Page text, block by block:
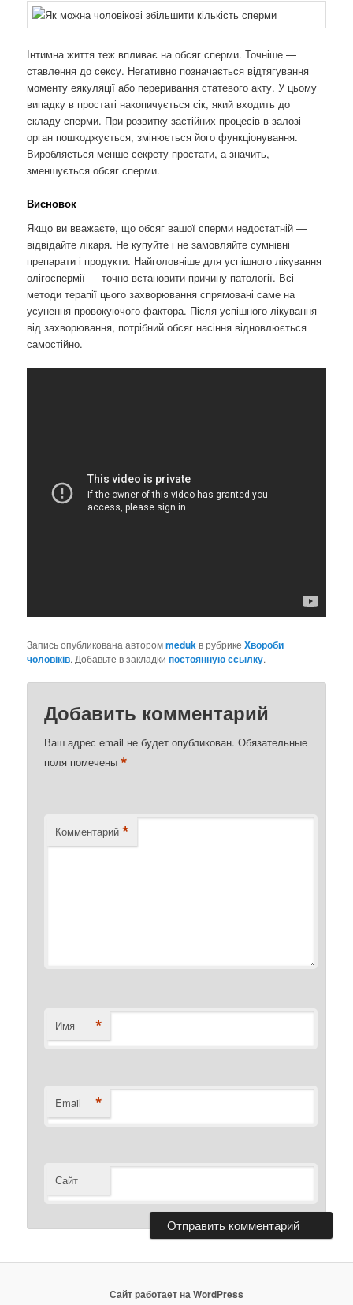
Інтимна життя теж впливає на обсяг сперми. Точніше —
ставлення до сексу. Негативно позначається відтягування
моменту еякуляції або переривання статевого акту. У цьому
випадку в простаті накопичується сік, який входить до
складу сперми. При розвитку застійних процесів в залозі
орган пошкоджується, змінюється його функціонування.
Виробляється менше секрету простати, а значить,
зменшується обсяг сперми.
Висновок
Якщо ви вважаєте, що обсяг вашої сперми недостатній —
відвідайте лікаря. Не купуйте і не замовляйте сумнівні
препарати і продукти. Найголовніше для успішного лікування
олігоспермії — точно встановити причину патології. Всі
методи терапії цього захворювання спрямовані саме на
усунення провокуючого фактора. Після успішного лікування
від захворювання, потрібний обсяг насіння відновлюється
самостійно.
Запись опубликована авторомmedukв рубрикеХвороби
чоловіків. Добавьте в закладкипостоянную ссылку.
Добавить комментарий
Ваш адрес email не будет опубликован. Обязательные
поля помечены*
Комментарий *
Имя *
Email *
Сайт
Сайт работает на WordPress